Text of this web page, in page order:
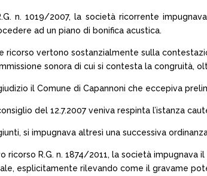
n. 1019/2007, la società ricorrente
ad un piano di bonifica acustica.
ricorso vertono sostanzialmente sulla
sonora di cui si contesta la congruità,
il Comune di Capannoni che eccepiva
del 12.7.2007 veniva respinta l’istanza
si impugnava altresì una successiva
ricorso R.G. n. 1874/2011, la società
esplicitamente rilevando come il gravame